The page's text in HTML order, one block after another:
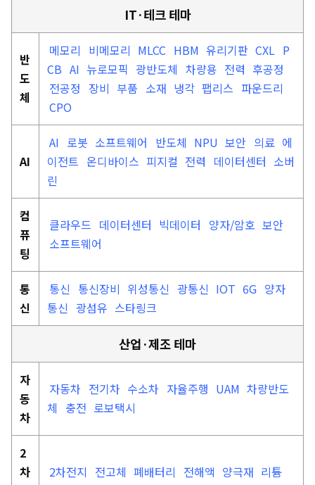
IT·테크 테마
반
도
체
메모리 비메모리 MLCC HBM 유리기판 CXL P
CB AI 뉴로모픽 광반도체 차량용 전력 후공정
전공정 장비 부품 소재 냉각 팹리스 파운드리
CPO
AI
AI 로봇 소프트웨어 반도체 NPU 보안 의료 에
이전트 온디바이스 피지컬 전력 데이터센터 소버
린
컴
퓨
팅
클라우드 데이터센터 빅데이터 양자/암호 보안
소프트웨어
통
신
통신 통신장비 위성통신 광통신 IOT 6G 양자
통신 광섬유 스타링크
산업·제조 테마
자
동
차
자동차 전기차 수소차 자율주행 UAM 차량반도
체 충전 로보택시
2
차
2차전지 전고체 폐배터리 전해액 양극재 리튬